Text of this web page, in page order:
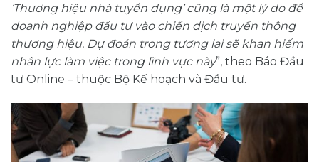
‘Thương hiệu nhà tuyển dụng’ cũng là một lý do để
doanh nghiệp đầu tư vào chiến dịch truyền thông
thương hiệu. Dự đoán trong tương lai sẽ khan hiếm
nhân lực làm việc trong lĩnh vực này”, theo Báo Đầu
tư Online – thuộc Bộ Kế hoạch và Đầu tư.